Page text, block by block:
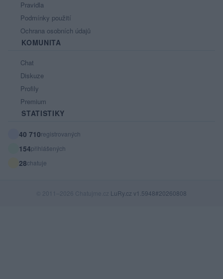
Pravidla
Podmínky použití
Ochrana osobních údajů
KOMUNITA
Chat
Diskuze
Profily
Premium
STATISTIKY
40 710registrovaných
154přihlášených
28chatuje
LuRy.cz v1.5948#20260808